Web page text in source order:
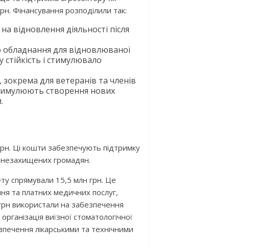
Фінансування розподілили так:
відновлення діяльності після
для відновлюваної
і стимулювало
для ветеранів та членів
створення нових
Ці кошти забезпечують підтримку
незахищених громадян.
спрямували 15,5 млн грн. Це
та платних медичних послуг,
використали на забезпечення
виїзної стоматологічної
лікарськими та технічними